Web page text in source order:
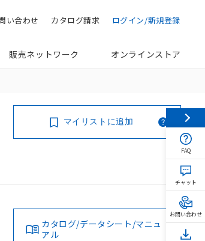
ログイン/新規登録
カタログ請求
い合わせ
販売ネットワーク オンラインストア
マイリストに追加
カタログ/データシート/マニュ
アル
FAQ
チャット
お問い合わせ